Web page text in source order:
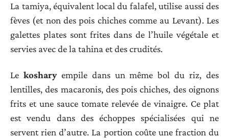
La tamiya, équivalent local du falafel, utilise aussi des
fèves (et non des pois chiches comme au Levant). Les
galettes plates sont frites dans de l’huile végétale et
servies avec de la tahina et des crudités.
Le kosharyempile dans un même bol du riz, des
lentilles, des macaronis, des pois chiches, des oignons
frits et une sauce tomate relevée de vinaigre. Ce plat
est vendu dans des échoppes spécialisées qui ne
servent rien d’autre. La portion coûte une fraction du